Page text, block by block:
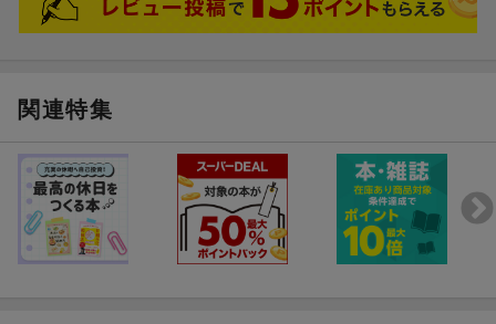
関連特集